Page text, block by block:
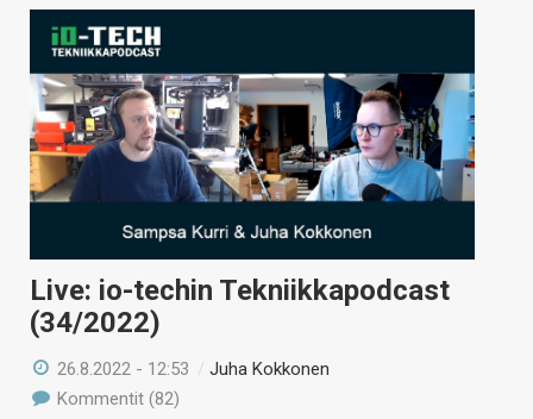
Live: io-techin Tekniikkapodcast
(34/2022)
26.8.2022 - 12:53 /Juha Kokkonen
Kommentit (82)